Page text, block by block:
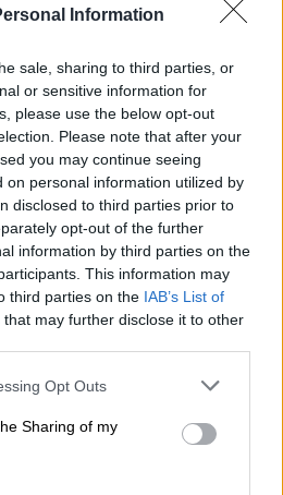
Information
sale, sharing to third parties, or
or sensitive information for
please use the below opt-out
Please note that after your
you may continue seeing
on personal information utilized by
disclosed to third parties prior to
opt-out of the further
information by third parties on the
This information may
third parties on the IAB’s List of
that may further disclose it to other
app uses one or more Google
behaviour. You may click to
and its third-party tags to
purposes in below Google
Opt Outs
Sharing of my
καλαμάρια και τα
ρομβοειδές πτερύγιο
μεγαλύτερο μήκος του
το πτερύγιο στα
σχήματος και πιο
τα δύο είδη εκτίθενται
είναι εύκολη η
τα θράψαλα διαθέτουν
μήκους, ενώ τα
χαρακτηριστικά
σε σχέση με τα
ή χύμα)
να πωλούνται με
ενώ συνήθως